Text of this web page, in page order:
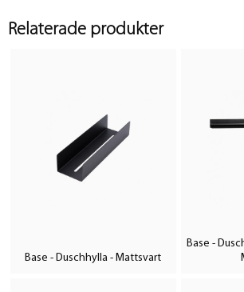
Relaterade produkter
Base - Duschhylla - Mattsvart
Base -